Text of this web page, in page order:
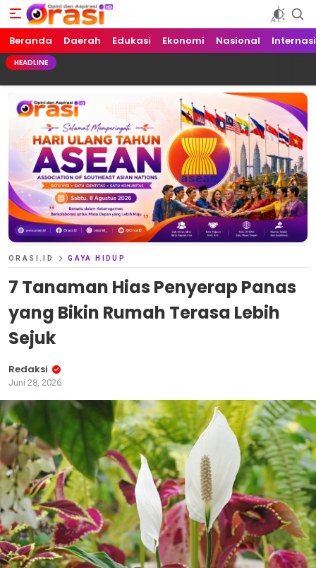
Orasi.ID
Opini dan Aspirasi!
Beranda Daerah Edukasi Ekonomi Nasional
HEADLINE
ORASI.ID GAYA HIDUP
7 Tanaman Hias Penyerap Panas
yang Bikin Rumah Terasa Lebih
Sejuk
Redaksi
Juni 28, 2026